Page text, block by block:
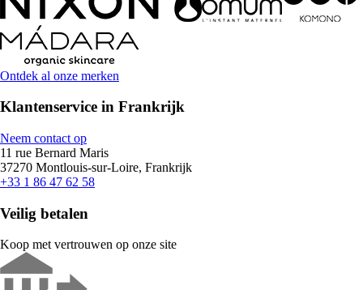
Ontdek al onze merken
Klantenservice in Frankrijk
Neem contact op
11 rue Bernard Maris
37270 Montlouis-sur-Loire, Frankrijk
+33 1 86 47 62 58
Veilig betalen
Koop met vertrouwen op onze site